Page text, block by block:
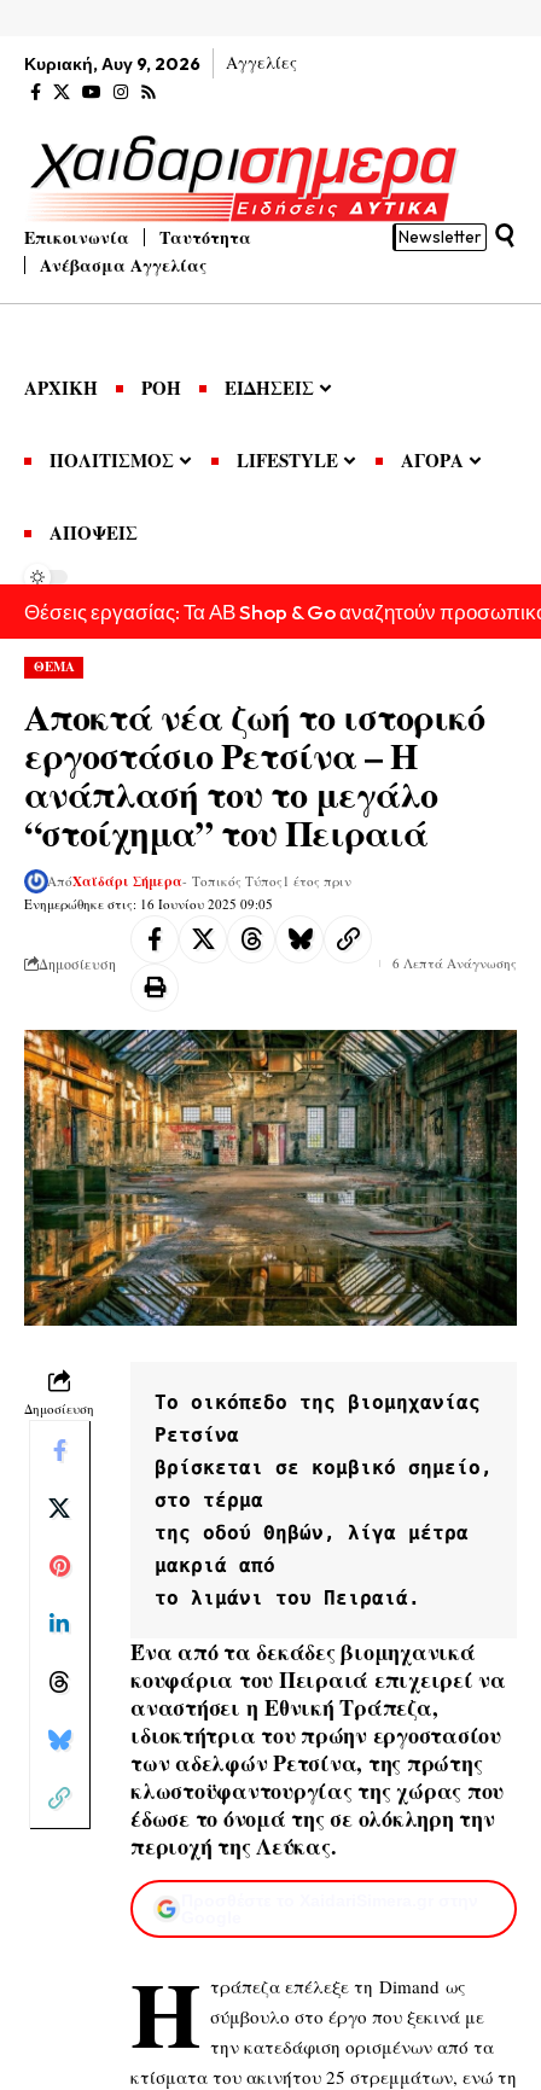
Κυριακή, Αυγ 9, 2026 Αγγελίες
Επικοινωνία
Ταυτότητα
Ανέβασμα Αγγελίας
Newsletter
ΑΡΧΙΚΗ ΡΟΗ ΕΙΔΗΣΕΙΣ
ΠΟΛΙΤΙΣΜΟΣ LIFESTYLE ΑΓΟΡΑ
ΑΠΟΨΕΙΣ
Θέσεις εργασίας: Τα ΑΒ Shop & Go αναζητούν
ΘΕΜΑ
Αποκτά νέα ζωή το ιστορικό
εργοστάσιο Ρετσίνα – H
ανάπλασή του το μεγάλο
“στοίχημα” του Πειραιά
Ενημερώθηκε στις: 16 Ιουνίου 2025 09:05
ΑπόΧαϊδάρι Σήμερα- Τοπικός Τύπος 1 έτος πριν
Δημοσίευση 6 Λεπτά Ανάγνωσης
Δημοσίευση
Το οικόπεδο της βιομηχανίας
Ρετσίνα
βρίσκεται σε κομβικό σημείο,
στο τέρμα
της οδού Θηβών, λίγα μέτρα
μακριά από
το λιμάνι του Πειραιά.
Ένα από τα δεκάδες βιομηχανικά
κουφάρια του Πειραιά επιχειρεί να
αναστήσει η Εθνική Τράπεζα,
ιδιοκτήτρια του πρώην εργοστασίου
των αδελφών Ρετσίνα, της πρώτης
κλωστοϋφαντουργίας της χώρας που
έδωσε το όνομά της σε ολόκληρη την
περιοχή της Λεύκας.
Η τράπεζα επέλεξε τη Dimand ως
σύμβουλο στο έργο που ξεκινά με
την κατεδάφιση ορισμένων από τα
κτίσματα του ακινήτου 25 στρεμμάτων, ενώ τη